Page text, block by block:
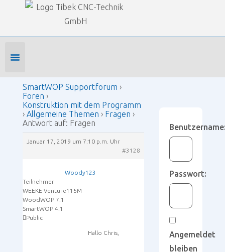
Our Forums
SmartWOP Supportforum ›
Foren ›
Konstruktion mit dem Programm
› Allgemeine Themen › Fragen ›
Antwort auf: Fragen
Januar 17, 2019 um 7:10 p.m. Uhr
#3128
Woody123
Teilnehmer
WEEKE Venture115M
WoodWOP 7.1
SmartWOP 4.1
Public
Hallo Chris,
Passwort:
Angemeldet
bleiben